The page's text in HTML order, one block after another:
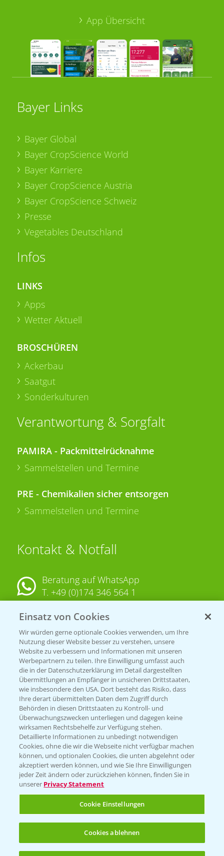
App Übersicht
Bayer Links
Bayer Global
Bayer CropScience World
Bayer Karriere
Bayer CropScience Austria
Bayer CropScience Schweiz
Presse
Vegetables Deutschland
Infos
LINKS
Apps
Wetter Aktuell
BROSCHÜREN
Ackerbau
Saatgut
Sonderkulturen
Verantwortung & Sorgfalt
PAMIRA - Packmittelrücknahme
Sammelstellen und Termine
PRE - Chemikalien sicher entsorgen
Sammelstellen und Termine
Kontakt & Notfall
Beratung auf WhatsApp
T. +49 (0)174 346 564 1
KONTAKT
Hilfe in Notfällen
T.+49 (0)214/30-20220
Folgen Sie uns
Allgemeine Nutzungsbedingungen
Datenschutzerklärung
Impressum
Gebrauchshinweise
Einsatz von Cookies
Wir würden gerne optionale Cookies verwenden, um Ihre
Nutzung dieser Website besser zu verstehen, unsere
Website zu verbessern und Informationen mit unseren
Werbepartnern zu teilen. Ihre Einwilligung umfasst auch
die in der Datenschutzerklärung im Detail dargestellten
Übermittlungen an Empfänger in unsicheren Drittstaaten,
wie insbesondere den USA. Dort besteht das Risiko, dass
Ihre derart übermittelten Daten dem Zugriff durch
Behörden in diesen Drittstaaten zu Kontroll- und
Überwachungszwecken unterliegen und dagegen keine
wirksamen Rechtsbehelfe zur Verfügung stehen.
Detaillierte Informationen zu unbedingt notwendigen
Cookies, ohne die wir die Webseite nicht verfügbar machen
können, und optionalen Cookies, die unten abgelehnt oder
akzeptiert werden können, und wie Sie Ihre Einwilligungen
jeder Zeit ändern oder zurückziehen können, finden Sie in
unserer Privacy Statement
Cookie Einstellungen
Cookies ablehnen